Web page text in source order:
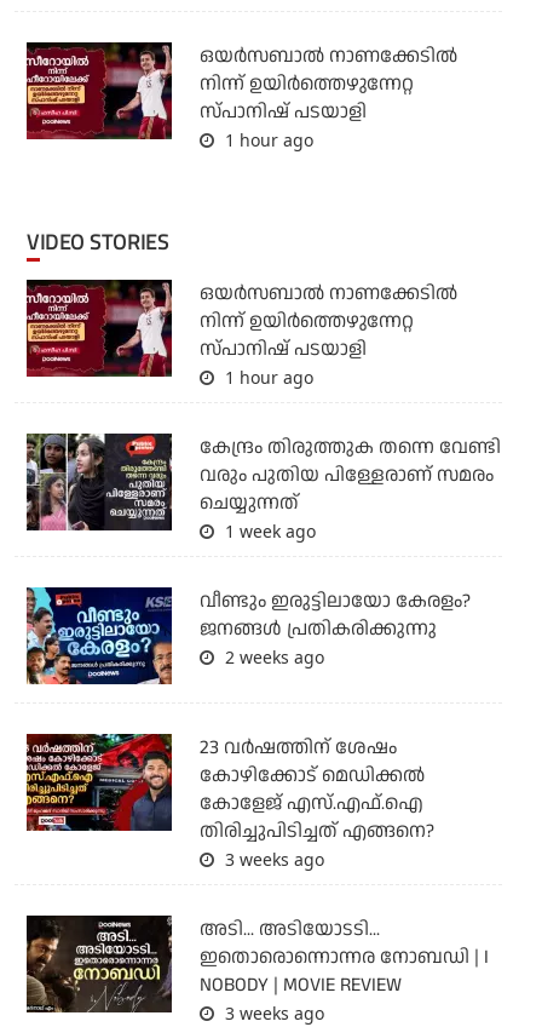
ഒയര്‍സബാൽ നാണക്കേടിൽ
നിന്ന് ഉയിർത്തെഴുന്നേറ്റ
സ്പാനിഷ് പടയാളി
1 hour ago
VIDEO STORIES
ഒയര്‍സബാൽ നാണക്കേടിൽ
നിന്ന് ഉയിർത്തെഴുന്നേറ്റ
സ്പാനിഷ് പടയാളി
1 hour ago
കേന്ദ്രം തിരുത്തുക തന്നെ വേണ്ടി
വരും പുതിയ പിള്ളേരാണ് സമരം
ചെയ്യുന്നത്
1 week ago
വീണ്ടും ഇരുട്ടിലായോ കേരളം?
ജനങ്ങൾ പ്രതികരിക്കുന്നു
2 weeks ago
23 വർഷത്തിന് ശേഷം
കോഴിക്കോട് മെഡിക്കൽ
കോളേജ് എസ്.എഫ്.ഐ
തിരിച്ചുപിടിച്ചത് എങ്ങനെ?
3 weeks ago
അടി... അടിയോടടി...
ഇതൊരൊന്നൊന്നര നോബഡി | I
NOBODY | MOVIE REVIEW
3 weeks ago